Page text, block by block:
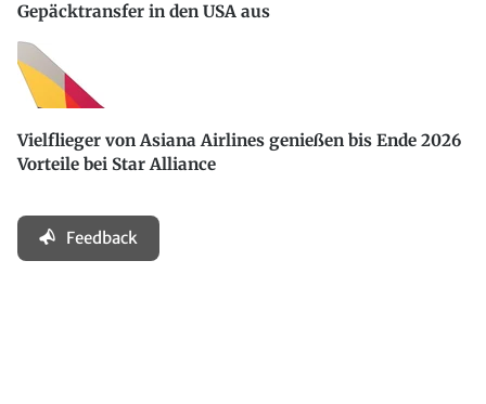
Gepäcktransfer in den USA aus
Vielflieger von Asiana Airlines genießen bis Ende 2026
Vorteile bei Star Alliance
Feedback